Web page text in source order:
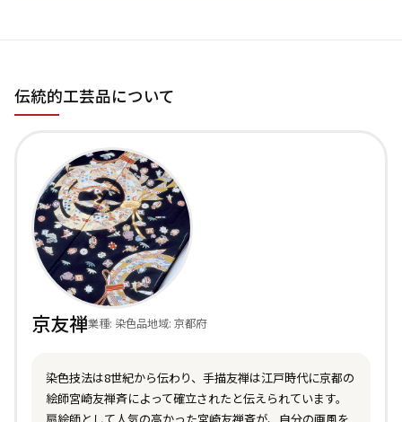
伝統的工芸品について
京友禅業種: 染色品地域: 京都府
染色技法は8世紀から伝わり、手描友禅は江戸時代に京都の
絵師宮崎友禅斉によって確立されたと伝えられています。